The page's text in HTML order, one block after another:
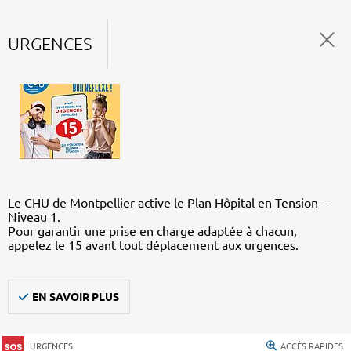
URGENCES
Le CHU de Montpellier active le Plan Hôpital en Tension –
Niveau 1.
Pour garantir une prise en charge adaptée à chacun,
appelez le 15 avant tout déplacement aux urgences.
EN SAVOIR PLUS
URGENCES ACCÈS RAPIDES